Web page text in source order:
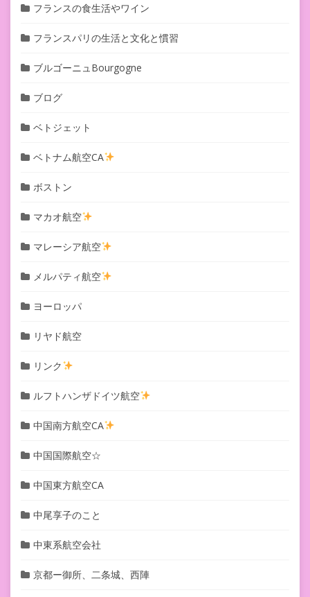
フランスの食生活やワイン
フランスパリの生活と文化と慣習
ブルゴーニュBourgogne
ブログ
ベトジェット
ベトナム航空CA
ボストン
マカオ航空
マレーシア航空
メルパティ航空
ヨーロッパ
リヤド航空
リンク
ルフトハンザドイツ航空
中国南方航空CA
中国国際航空☆
中国東方航空CA
中尾享子のこと
中東系航空会社
京都ー御所、二条城、西陣